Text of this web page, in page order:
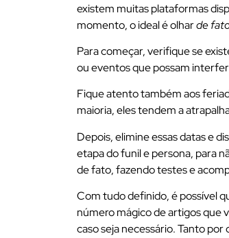
existem muitas plataformas
momento, o ideal é olharde
Para começar, verifique se
ou eventos que possam
Fique atento também aos
maioria, eles tendem a
Depois, elimine essas datas e
etapa do funil e persona, para
de fato, fazendo testes e
Com tudo definido, é possível
número mágico de artigos que
caso seja necessário. Tanto